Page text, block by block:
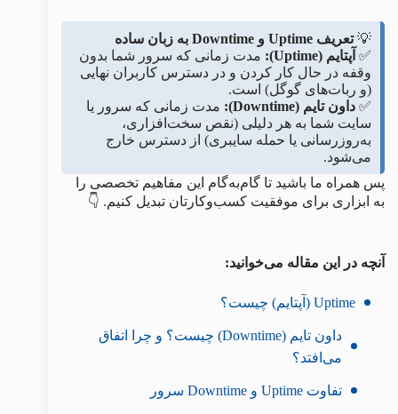
💡تعریف Uptime و Downtime به زبان ساده
✅ آپتایم (Uptime):
مدت زمانی که سرور شما بدون
وقفه در حال کار کردن و در دسترس کاربران نهایی
(و ربات‌های گوگل) است.
✅ داون‌ تایم (Downtime):
مدت زمانی که سرور یا
سایت شما به هر دلیلی (نقص سخت‌افزاری،
به‌روزرسانی یا حمله سایبری) از دسترس خارج
می‌شود.
پس همراه ما باشید تا گام‌به‌گام این مفاهیم تخصصی را
به ابزاری برای موفقیت کسب‌وکارتان تبدیل کنیم. 👇
آنچه در این مقاله می‌خوانید:
Uptime (آپتایم) چیست؟
داون‌ تایم (Downtime) چیست؟ و چرا اتفاق
می‌افتد؟
تفاوت Uptime و Downtime سرور